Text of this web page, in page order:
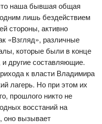
наша бывшая общая
лишь бездействием
стороны, активно
«Взгляд», различные
которые были в конце
и другие составляющие.
к власти Владимира
лагерь. Но при этом их
прошлого никто не
восстаний на
оно вызывает